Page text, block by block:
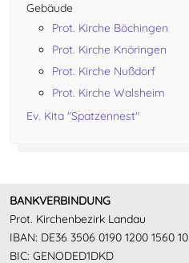
Gebäude
Prot. Kirche Böchingen
Prot. Kirche Knöringen
Prot. Kirche Nußdorf
Prot. Kirche Walsheim
Ev. Kita "Spatzennest"
BANKVERBINDUNG
Prot. Kirchenbezirk Landau
IBAN: DE36 3506 0190 1200 1560 10
BIC: GENODED1DKD